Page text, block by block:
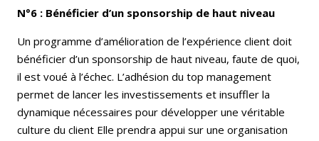
N°6 : Bénéficier d’un sponsorship de haut niveau
Un programme d’amélioration de l’expérience client doit
bénéficier d’un sponsorship de haut niveau, faute de quoi,
il est voué à l’échec. L’adhésion du top management
permet de lancer les investissements et insuffler la
dynamique nécessaires pour développer une véritable
culture du client Elle prendra appui sur une organisation